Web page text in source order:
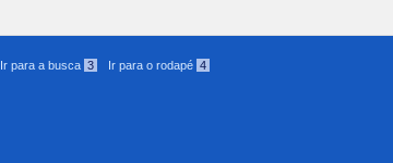
Ir para a busca 3 Ir para o rodapé 4